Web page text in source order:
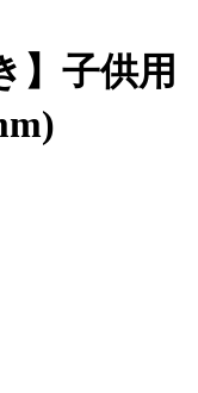
】子供用